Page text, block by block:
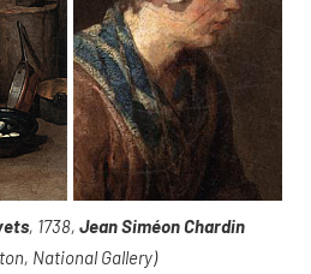
, 1738, Jean Siméon Chardin
National Gallery)